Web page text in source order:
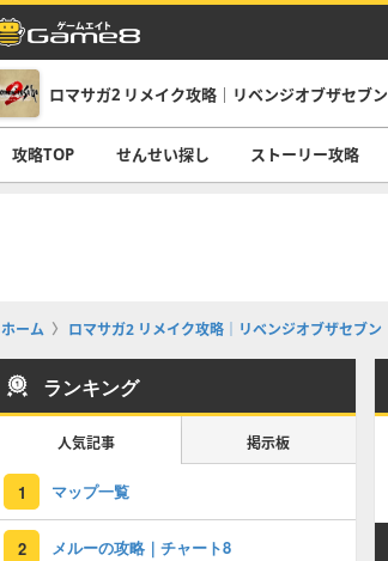
ロマサガ2 リメイク攻略｜リベンジオブザセブン
攻略TOP せんせい探し ストーリー攻略
ホーム ロマサガ2 リメイク攻略｜リベンジオブザセブン
ランキング
人気記事 掲示板
1 マップ一覧
2 メルーの攻略｜チャート8